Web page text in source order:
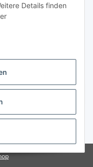
Details finden
Design & JTL-Support
masterframe GmbH